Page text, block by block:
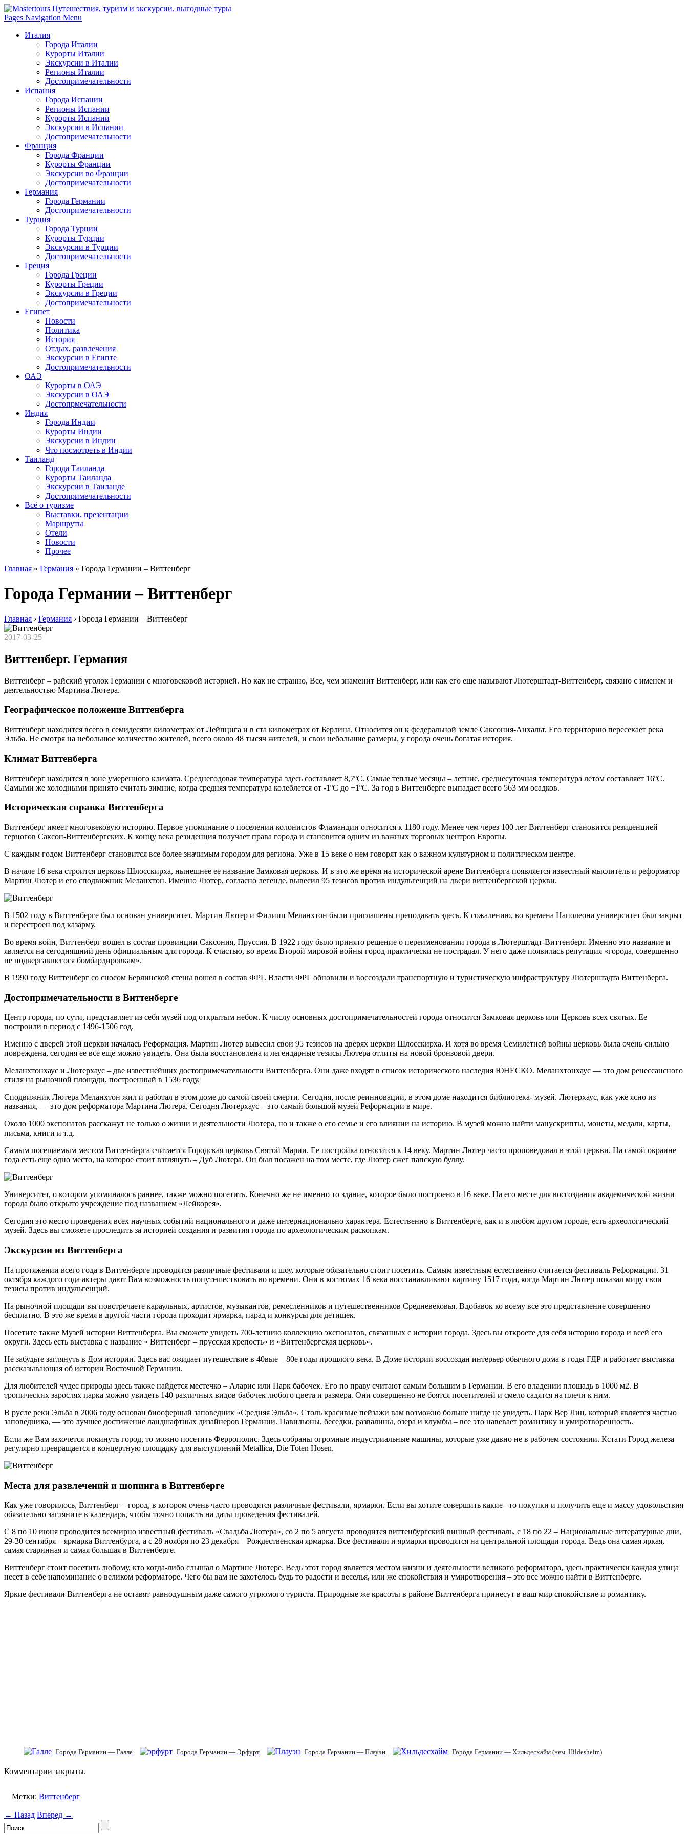
Pages Navigation Menu
Италия
Города Италии
Курорты Италии
Экскурсии в Италии
Регионы Италии
Достопримечательности
Испания
Города Испании
Регионы Испании
Курорты Испании
Экскурсии в Испании
Достопримечательности
Франция
Города Франции
Курорты Франции
Экскурсии во Франции
Достопримечательности
Германия
Города Германии
Достопримечательности
Турция
Города Турции
Курорты Турции
Экскурсии в Турции
Достопримечательности
Греция
Города Греции
Курорты Греции
Экскурсии в Греции
Достопримечательности
Египет
Новости
Политика
История
Отдых, развлечения
Экскурсии в Египте
Достопримечательности
ОАЭ
Курорты в ОАЭ
Экскурсии в ОАЭ
Достопрмечательности
Индия
Города Индии
Курорты Индии
Экскурсии в Индии
Что посмотреть в Индии
Таиланд
Города Таиланда
Курорты Таиланда
Экскурсии в Таиланде
Достопримечательности
Всё о туризме
Выставки, презентации
Маршруты
Отели
Новости
Прочее
Главная » Германия » Города Германии – Виттенберг
Города Германии – Виттенберг
Главная › Германия › Города Германии – Виттенберг
2017-03-25
Виттенберг. Германия
Виттенберг – райский уголок Германии с многовековой историей. Но как не странно, Все, чем знаменит Виттенберг, или как его еще называют Лютерштадт-Виттенберг, связано с именем и
деятельностью Мартина Лютера.
Географическое положение Виттенберга
Виттенберг находится всего в семидесяти километрах от Лейпцига и в ста километрах от Берлина. Относится он к федеральной земле Саксония-Анхальт. Его территорию пересекает река
Эльба. Не смотря на небольшое количество жителей, всего около 48 тысяч жителей, и свои небольшие размеры, у города очень богатая история.
Климат Виттенберга
Виттенберг находится в зоне умеренного климата. Среднегодовая температура здесь составляет 8,7ºС. Самые теплые месяцы – летние, среднесуточная температура летом составляет 16ºС.
Самыми же холодными принято считать зимние, когда средняя температура колеблется от -1ºС до +1ºС. За год в Виттенберге выпадает всего 563 мм осадков.
Историческая справка Виттенберга
Виттенберг имеет многовековую историю. Первое упоминание о поселении колонистов Фламандии относится к 1180 году. Менее чем через 100 лет Виттенберг становится резиденцией
герцогов Саксон-Виттенбергских. К концу века резиденция получает права города и становится одним из важных торговых центров Европы.
С каждым годом Виттенберг становится все более значимым городом для региона. Уже в 15 веке о нем говорят как о важном культурном и политическом центре.
В начале 16 века строится церковь Шлосскирха, нынешнее ее название Замковая церковь. И в это же время на исторической арене Виттенберга появляется известный мыслитель и реформатор
Мартин Лютер и его сподвижник Меланхтон. Именно Лютер, согласно легенде, вывесил 95 тезисов против индульгенций на двери виттенбергской церкви.
В 1502 году в Виттенберге был основан университет. Мартин Лютер и Филипп Меланхтон были приглашены преподавать здесь. К сожалению, во времена Наполеона университет был закрыт
и перестроен под казарму.
Во время войн, Виттенберг вошел в состав провинции Саксония, Пруссия. В 1922 году было принято решение о переименовании города в Лютерштадт-Виттенберг. Именно это название и
является на сегодняшний день официальным для города. К счастью, во время Второй мировой войны город практически не пострадал. У него даже появилась репутация «города, совершенно
не подвергавшегося бомбардировкам».
В 1990 году Виттенберг со сносом Берлинской стены вошел в состав ФРГ. Власти ФРГ обновили и воссоздали транспортную и туристическую инфраструктуру Лютерштадта Виттенберга.
Достопримечательности в Виттенберге
Центр города, по сути, представляет из себя музей под открытым небом. К числу основных достопримечательностей города относится Замковая церковь или Церковь всех святых. Ее
построили в период с 1496-1506 год.
Именно с дверей этой церкви началась Реформация. Мартин Лютер вывесил свои 95 тезисов на дверях церкви Шлосскирха. И хотя во время Семилетней войны церковь была очень сильно
повреждена, сегодня ее все еще можно увидеть. Она была восстановлена и легендарные тезисы Лютера отлиты на новой бронзовой двери.
Меланхтонхаус и Лютерхаус – две известнейших достопримечательности Виттенберга. Они даже входят в список исторического наследия ЮНЕСКО. Меланхтонхаус — это дом ренессансного
стиля на рыночной площади, построенный в 1536 году.
Сподвижник Лютера Меланхтон жил и работал в этом доме до самой своей смерти. Сегодня, после реинновации, в этом доме находится библиотека- музей. Лютерхаус, как уже ясно из
названия, — это дом реформатора Мартина Лютера. Сегодня Лютерхаус – это самый большой музей Реформации в мире.
Около 1000 экспонатов расскажут не только о жизни и деятельности Лютера, но и также о его семье и его влиянии на историю. В музей можно найти манускрипты, монеты, медали, карты,
письма, книги и т.д.
Самым посещаемым местом Виттенберга считается Городская церковь Святой Марии. Ее постройка относится к 14 веку. Мартин Лютер часто проповедовал в этой церкви. На самой окраине
года есть еще одно место, на которое стоит взглянуть – Дуб Лютера. Он был посажен на том месте, где Лютер сжег папскую буллу.
Университет, о котором упоминалось раннее, также можно посетить. Конечно же не именно то здание, которое было построено в 16 веке. На его месте для воссоздания академической жизни
города было открыто учреждение под названием «Лейкорея».
Сегодня это место проведения всех научных событий национального и даже интернационально характера. Естественно в Виттенберге, как и в любом другом городе, есть археологический
музей. Здесь вы сможете проследить за историей создания и развития города по археологическим раскопкам.
Экскурсии из Виттенберга
На протяжении всего года в Виттенберге проводятся различные фестивали и шоу, которые обязательно стоит посетить. Самым известным естественно считается фестиваль Реформации. 31
октября каждого года актеры дают Вам возможность попутешествовать во времени. Они в костюмах 16 века восстанавливают картину 1517 года, когда Мартин Лютер показал миру свои
тезисы против индульгенций.
На рыночной площади вы повстречаете караульных, артистов, музыкантов, ремесленников и путешественников Средневековья. Вдобавок ко всему все это представление совершенно
бесплатно. В это же время в другой части города проходит ярмарка, парад и конкурсы для детишек.
Посетите также Музей истории Виттенберга. Вы сможете увидеть 700-летнию коллекцию экспонатов, связанных с истории города. Здесь вы откроете для себя историю города и всей его
округи. Здесь есть выставка с название « Виттенберг – прусская крепость» и «Виттенбергская церковь».
Не забудьте заглянуть в Дом истории. Здесь вас ожидает путешествие в 40вые – 80е годы прошлого века. В Доме истории воссоздан интерьер обычного дома в годы ГДР и работает выставка
рассказывающая об истории Восточной Германии.
Для любителей чудес природы здесь также найдется местечко – Аларис или Парк бабочек. Его по праву считают самым большим в Германии. В его владении площадь в 1000 м2. В
тропических зарослях парка можно увидеть 140 различных видов бабочек любого цвета и размера. Они совершенно не боятся посетителей и смело садятся на плечи к ним.
В русле реки Эльба в 2006 году основан биосферный заповедник «Средняя Эльба». Столь красивые пейзажи вам возможно больше нигде не увидеть. Парк Вер Лиц, который является частью
заповедника, — это лучшее достижение ландшафтных дизайнеров Германии. Павильоны, беседки, развалины, озера и клумбы – все это навевает романтику и умиротворенность.
Если же Вам захочется покинуть город, то можно посетить Феррополис. Здесь собраны огромные индустриальные машины, которые уже давно не в рабочем состоянии. Кстати Город железа
регулярно превращается в концертную площадку для выступлений Metallica, Die Toten Hosen.
Места для развлечений и шопинга в Виттенберге
Как уже говорилось, Виттенберг – город, в котором очень часто проводятся различные фестивали, ярмарки. Если вы хотите совершить какие –то покупки и получить еще и массу удовольствия
обязательно загляните в календарь, чтобы точно попасть на даты проведения фестивалей.
С 8 по 10 июня проводится всемирно известный фестиваль «Свадьба Лютера», со 2 по 5 августа проводится виттенбургский винный фестиваль, с 18 по 22 – Национальные литературные дни,
29-30 сентября – ярмарка Виттенбурга, а с 28 ноября по 23 декабря – Рождественская ярмарка. Все фестивали и ярмарки проводятся на центральной площади города. Ведь она самая яркая,
самая старинная и самая большая в Виттенберге.
Виттенберг стоит посетить любому, кто когда-либо слышал о Мартине Лютере. Ведь этот город является местом жизни и деятельности великого реформатора, здесь практически каждая улица
несет в себе напоминание о великом реформаторе. Чего бы вам не захотелось будь то радости и веселья, или же спокойствия и умиротворения – это все можно найти в Виттенберге.
Яркие фестивали Виттенберга не оставят равнодушным даже самого угрюмого туриста. Природные же красоты в районе Виттенберга принесут в ваш мир спокойствие и романтику.
Города Германии — Галле Города Германии — Эрфурт Города Германии — Плауэн Города Германии — Хильдесхайм (нем. Hildesheim)
Комментарии закрыты.
Метки: Виттенберг
← Назад Вперед →